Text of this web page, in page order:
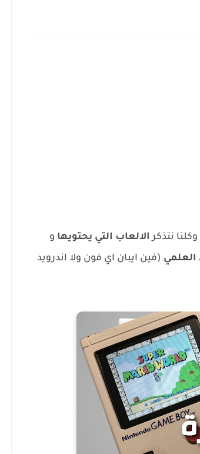
وكلنا نتذكرالالعاب التي يحتويها و
العلمي (فين ايبان اي فون ولا اندرويد